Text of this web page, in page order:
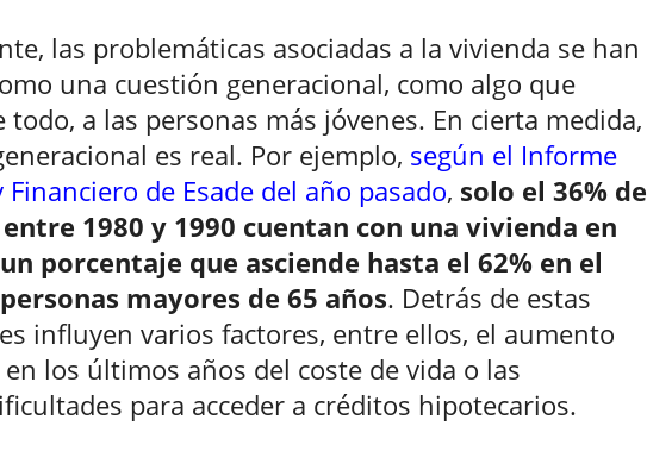
las problemáticas asociadas a la vivienda se han
una cuestión generacional, como algo que
todo, a las personas más jóvenes. En cierta medida,
es real. Por ejemplo, según el Informe
Financiero de Esade del año pasado, solo el 36% de
1980 y 1990 cuentan con una vivienda en
porcentaje que asciende hasta el 62% en el
mayores de 65 años. Detrás de estas
influyen varios factores, entre ellos, el aumento
los últimos años del coste de vida o las
para acceder a créditos hipotecarios.